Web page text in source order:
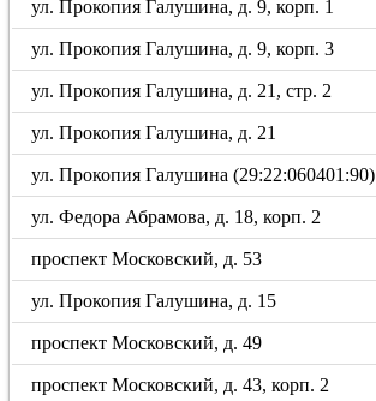
ул. Прокопия Галушина, д. 9, корп. 1
ул. Прокопия Галушина, д. 9, корп. 3
ул. Прокопия Галушина, д. 21, стр. 2
ул. Прокопия Галушина, д. 21
ул. Прокопия Галушина (29:22:060401:90)
ул. Федора Абрамова, д. 18, корп. 2
проспект Московский, д. 53
ул. Прокопия Галушина, д. 15
проспект Московский, д. 49
проспект Московский, д. 43, корп. 2